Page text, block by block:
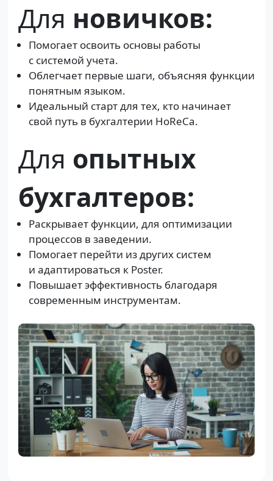
Для новичков:
Помогает освоить основы работы
с системой учета.
Облегчает первые шаги, объясняя функции
понятным языком.
Идеальный старт для тех, кто начинает
свой путь в бухгалтерии HoReCa.
Для опытных
бухгалтеров:
Раскрывает функции, для оптимизации
процессов в заведении.
Помогает перейти из других систем
и адаптироваться к Poster.
Повышает эффективность благодаря
современным инструментам.